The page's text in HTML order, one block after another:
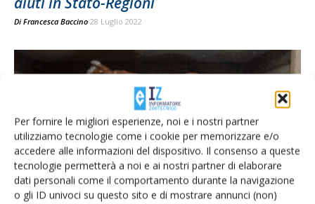
Per fornire le migliori esperienze, noi e i nostri partner
utilizziamo tecnologie come i cookie per memorizzare e/o
accedere alle informazioni del dispositivo. Il consenso a queste
tecnologie permetterà a noi e ai nostri partner di elaborare
dati personali come il comportamento durante la navigazione
o gli ID univoci su questo sito e di mostrare annunci (non)
Di Francesca Baccino 28 Luglio 2022